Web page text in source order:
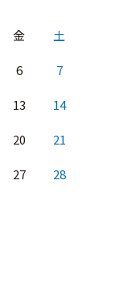
金 土
6 7
13 14
20 21
27 28